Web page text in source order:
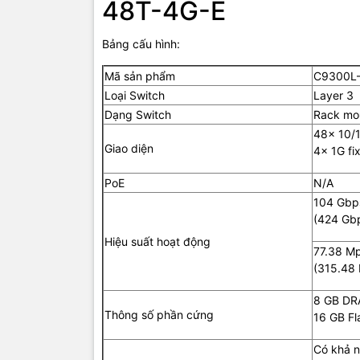
48T-4G-E
Bảng cấu hình:
Mã sản phẩm
Loại Switch
Layer 3
Dạng Switch
Rack
Giao diện
48x 10/
4x 1G
PoE N/A
Hiệu suất hoạt động
104
(424
77.38
(315.48
Thông số phần cứng
8 GB
16 GB
Có khả
Nguồn
TIC.VN
chuyên
mạng,
tivi, tủ
mang đến
của